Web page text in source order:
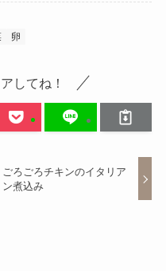
卵
してね！
ごろごろチキンのイタリア
ン煮込み